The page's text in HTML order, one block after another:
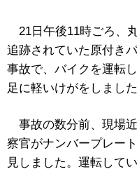
21日午後11時ごろ、
追跡されていた原付き
事故で、バイクを運転
足に軽いけがをしました
事故の数分前、現場
察官がナンバープレー
見しました。運転して